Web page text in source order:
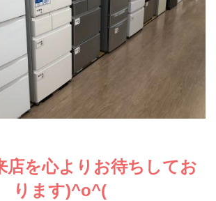
店を心よりお待ちしてお
ります)^o^(